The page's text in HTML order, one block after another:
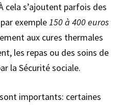
s’ajoutent parfois des
exemple150 à 400 euros
aux cures thermales
les repas ou des soins de
la Sécurité sociale.
importants: certaines